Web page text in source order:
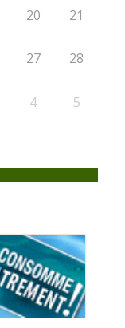
20 21
27 28
4 5